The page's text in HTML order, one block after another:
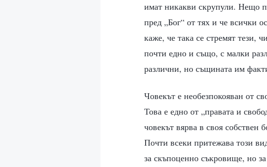
имат никакви скрупули. Нещо
пред „Бог“ от тях и че всички
каже, че така се стремят тези,
почти едно и също, с малки
различни, но същината им
Човекът е необезпокояван от
Това е едно от „правата и
човекът вярва в своя собствен
Почти всеки притежава този
за скъпоценно съкровище, но